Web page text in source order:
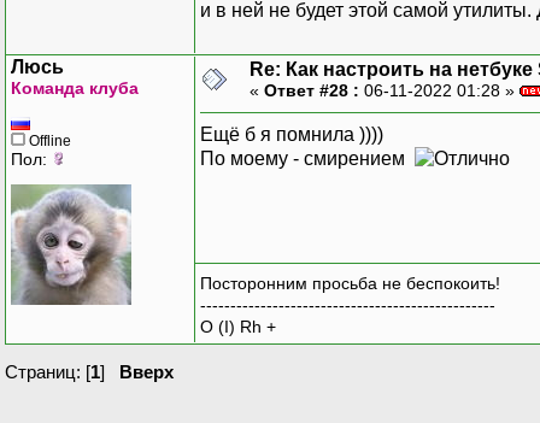
и в ней не будет этой самой
Люсь
Команда клуба
Offline
Пол:
Re: Как настроить на
« Ответ #28 : 06-11-2022 01:28 »
Ещё б я помнила ))))
По моему - смирением
Посторонним просьба не беспокоить!
-------------------------------------------------
O (I) Rh +
Страниц: [1] Вверх